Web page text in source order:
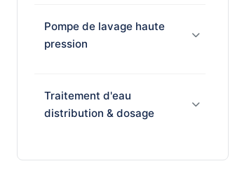
Pompe de lavage haute
pression
Traitement d'eau
distribution & dosage